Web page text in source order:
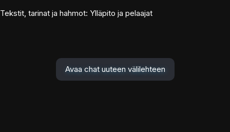
Tekstit, tarinat ja hahmot: Ylläpito ja pelaajat
Avaa chat uuteen välilehteen